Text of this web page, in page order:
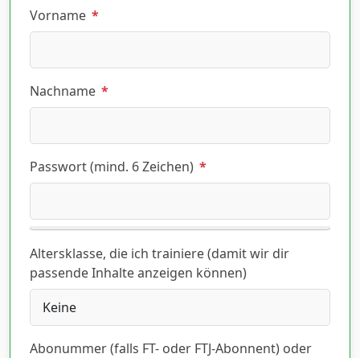
Vorname *
Nachname *
Passwort (mind. 6 Zeichen) *
Altersklasse, die ich trainiere (damit wir dir
passende Inhalte anzeigen können)
Abonummer (falls FT- oder FTJ-Abonnent) oder